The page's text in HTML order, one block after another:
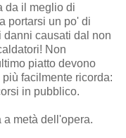
da il meglio di
portarsi un po' di
danni causati dal non
Non
piatto devono
facilmente ricorda:
in pubblico.
a metà dell'opera.